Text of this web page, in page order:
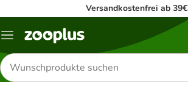
Versandkostenfrei ab 39€
Menü
Produkte
suchen